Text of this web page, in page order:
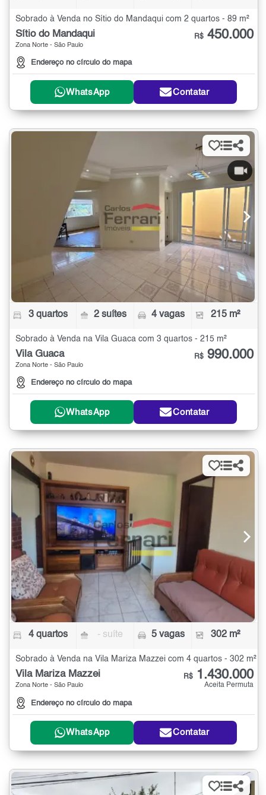
Sobrado à Venda no Sítio do Mandaqui com 2 quartos - 89 m²
Sítio do Mandaqui
Zona Norte - São Paulo
Endereço no círculo do mapa
R$ 450.000
WhatsApp Contatar
3 quartos 2 suítes 4 vagas 215 m²
Sobrado à Venda na Vila Guaca com 3 quartos - 215 m²
Vila Guaca
Zona Norte - São Paulo
Endereço no círculo do mapa
R$ 990.000
WhatsApp Contatar
4 quartos - suíte 5 vagas 302 m²
Sobrado à Venda na Vila Mariza Mazzei com 4 quartos - 302 m²
Vila Mariza Mazzei
Zona Norte - São Paulo
Endereço no círculo do mapa
R$ 1.430.000
Aceita Permuta
WhatsApp Contatar